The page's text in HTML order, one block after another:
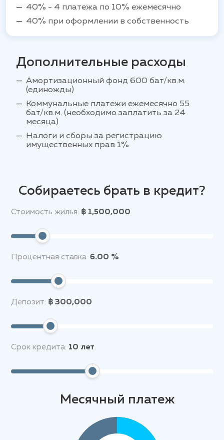
40% - 4 платежа по 10% ежемесячно
40% при оформлении в собственность
Дополнительные расходы
Амортизационный фонд 600 бат/кв.м.
(единожды)
Коммунальные платежи ежемесячно 55
бат/кв.м. (необходимо заплатить за 24
месяца)
Налоги и сборы за регистрацию
имущественных прав 1%
Собираетесь брать в кредит?
Стоимость жилья: ฿ 1,500,000
Процентная ставка: 6.00 %
Депозит: ฿ 300,000
Срок кредита: 10 лет
Месячный платеж